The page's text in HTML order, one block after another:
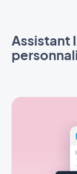
Assistant